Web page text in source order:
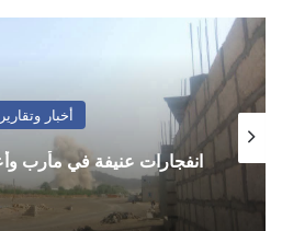
أخبار وتقارير
انفجارات عنيفة في مأرب